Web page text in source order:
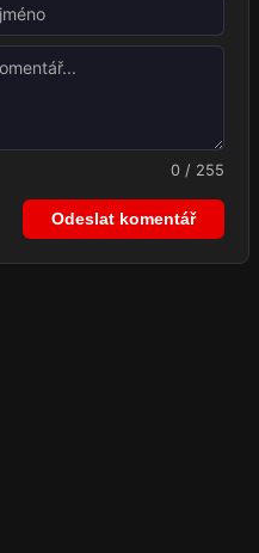
0 / 255
Odeslat komentář